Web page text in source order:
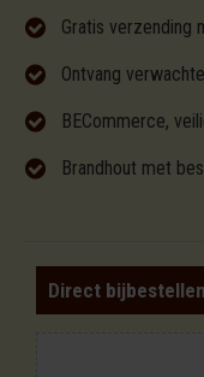
Gratis verzending
Ontvang
BECommerce,
Brandhout met
Direct bijbestellen